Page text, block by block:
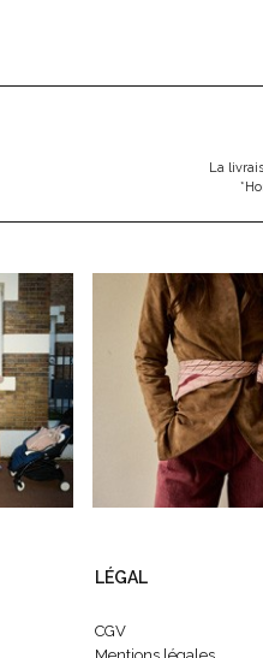
La
LÉGAL
CGV